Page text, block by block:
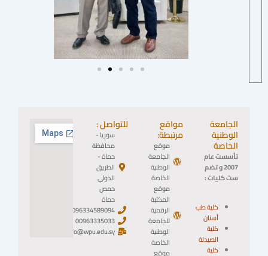
الجامعة
الوطنية
الخاصة
تأسست عام
2007 و تضم
ست كليات :
كلية طب
أسنان
كلية
الصيدلة
كلية
مواقع
مرتبطة:
موقع
الجامعة
الوطنية
الخاصة
موقع
المكتبة
الرقمية
للجامعة
الوطنية
الخاصة
موقع
للتواصل :
سوريا -
محافظة
حماة -
الطريق
الدولي
حمص
حماة
0096334589094
00963335033
info@wpu.edu.sy